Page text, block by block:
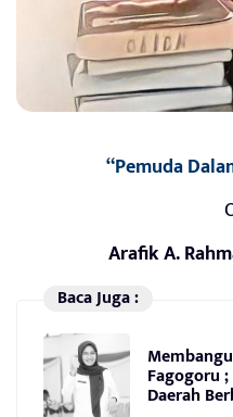
“Pemuda
Arafik A.
Baca Juga :
Fagogoru
Daerah